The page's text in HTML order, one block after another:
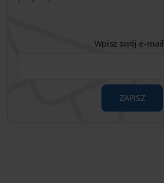
Wpisz swój e-mail
ZAPISZ